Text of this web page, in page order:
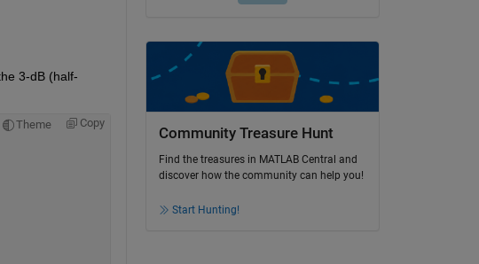
3-dB (half-
Theme Copy
Community Treasure Hunt
Find the treasures in MATLAB Central and
discover how the community can help you!
Start Hunting!